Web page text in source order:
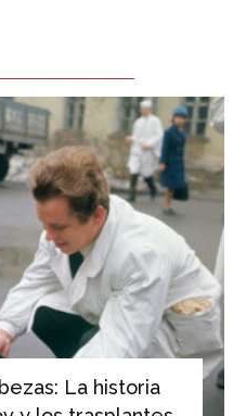
La historia